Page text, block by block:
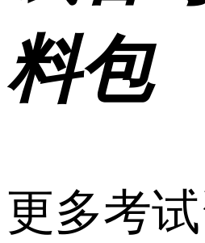
料包
更多考